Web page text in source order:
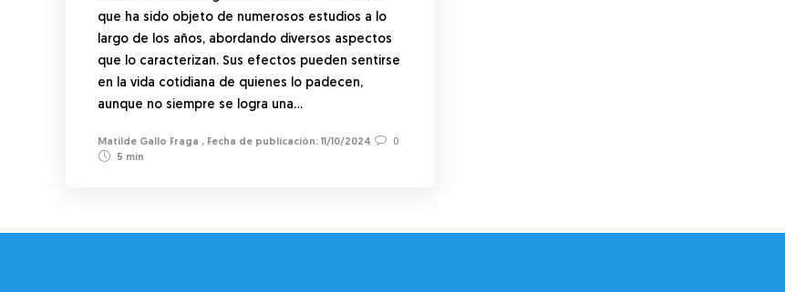
que ha sido objeto de numerosos estudios a lo
largo de los años, abordando diversos aspectos
que lo caracterizan. Sus efectos pueden sentirse
en la vida cotidiana de quienes lo padecen,
aunque no siempre se logra una…
Matilde Gallo Fraga , 11/10/2024
0
5 min